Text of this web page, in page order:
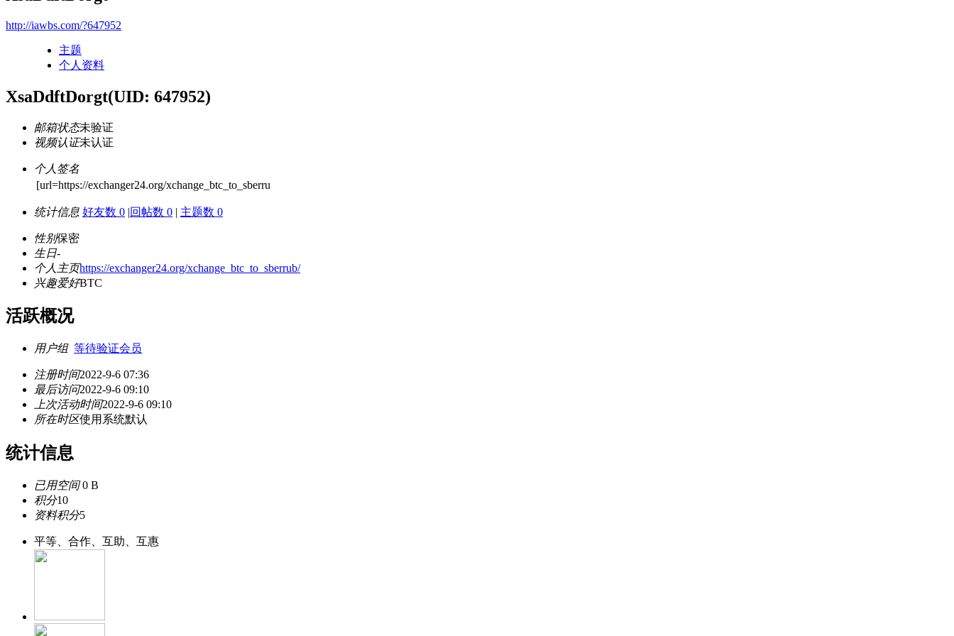
http://iawbs.com/?647952
主题
个人资料
XsaDdftDorgt(UID: 647952)
邮箱状态未验证
视频认证未认证
个人签名
[url=https://exchanger24.org/xchange_btc_to_sberru
统计信息 好友数 0 |回帖数 0 | 主题数 0
性别保密
生日-
个人主页https://exchanger24.org/xchange_btc_to_sberrub/
兴趣爱好BTC
活跃概况
用户组 等待验证会员
注册时间2022-9-6 07:36
最后访问2022-9-6 09:10
上次活动时间2022-9-6 09:10
所在时区使用系统默认
统计信息
已用空间0 B
积分10
资料积分5
平等、合作、互助、互惠